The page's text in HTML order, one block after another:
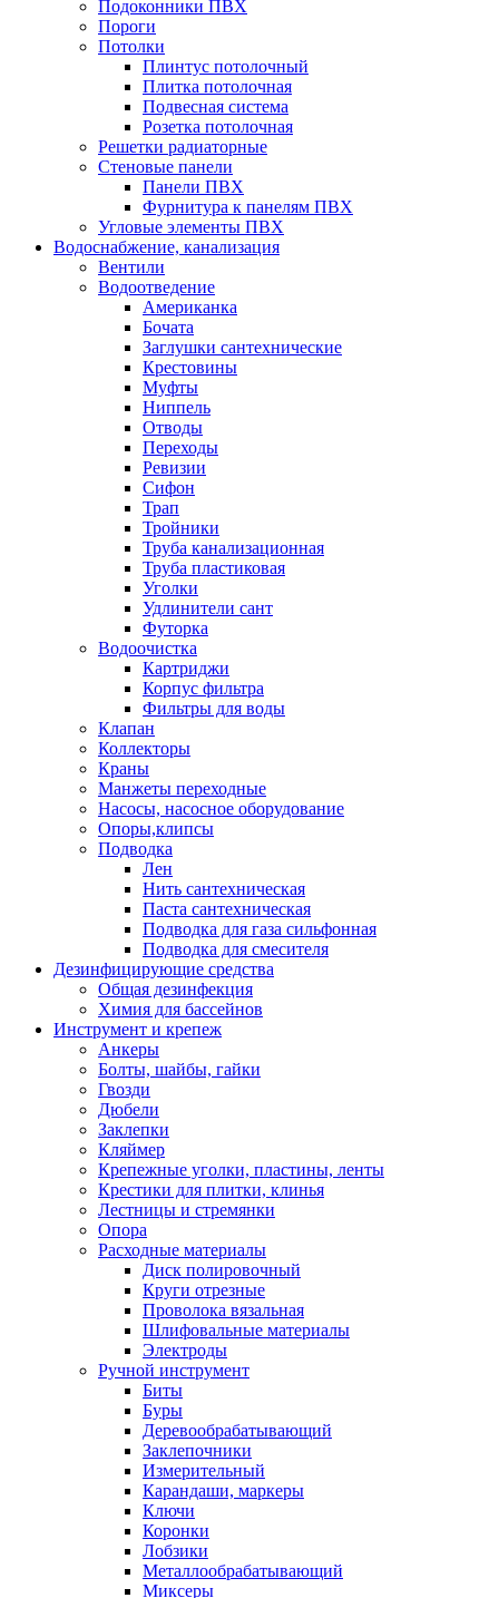
Подоконники ПВХ
Пороги
Потолки
Плинтус потолочный
Плитка потолочная
Подвесная система
Розетка потолочная
Решетки радиаторные
Стеновые панели
Панели ПВХ
Фурнитура к панелям ПВХ
Угловые элементы ПВХ
Водоснабжение, канализация
Вентили
Водоотведение
Американка
Бочата
Заглушки сантехнические
Крестовины
Муфты
Ниппель
Отводы
Переходы
Ревизии
Сифон
Трап
Тройники
Труба канализационная
Труба пластиковая
Уголки
Удлинители сант
Футорка
Водоочистка
Картриджи
Корпус фильтра
Фильтры для воды
Клапан
Коллекторы
Краны
Манжеты переходные
Насосы, насосное оборудование
Опоры,клипсы
Подводка
Лен
Нить сантехническая
Паста сантехническая
Подводка для газа сильфонная
Подводка для смесителя
Дезинфицирующие средства
Общая дезинфекция
Химия для бассейнов
Инструмент и крепеж
Анкеры
Болты, шайбы, гайки
Гвозди
Дюбели
Заклепки
Кляймер
Крепежные уголки, пластины, ленты
Крестики для плитки, клинья
Лестницы и стремянки
Опора
Расходные материалы
Диск полировочный
Круги отрезные
Проволока вязальная
Шлифовальные материалы
Электроды
Ручной инструмент
Биты
Буры
Деревообрабатывающий
Заклепочники
Измерительный
Карандаши, маркеры
Ключи
Коронки
Лобзики
Металлообрабатывающий
Миксеры